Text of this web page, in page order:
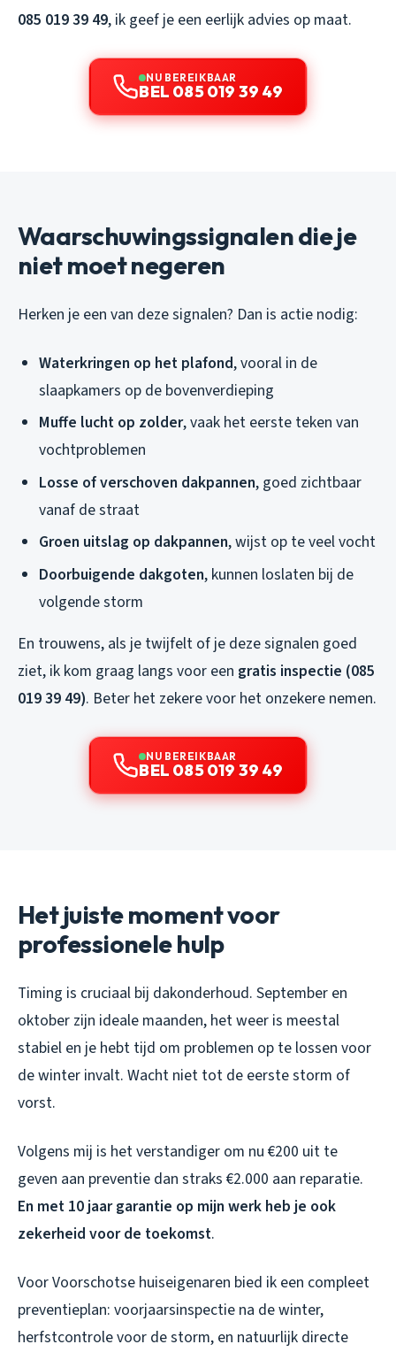
085 019 39 49, ik geef je een eerlijk advies op maat.
NU BEREIKBAAR
BEL 085 019 39 49
Waarschuwingssignalen die je
niet moet negeren
Herken je een van deze signalen? Dan is actie nodig:
Waterkringen op het plafond, vooral in de
slaapkamers op de bovenverdieping
Muffe lucht op zolder, vaak het eerste teken van
vochtproblemen
Losse of verschoven dakpannen, goed zichtbaar
vanaf de straat
Groen uitslag op dakpannen, wijst op te veel vocht
Doorbuigende dakgoten, kunnen loslaten bij de
volgende storm
En trouwens, als je twijfelt of je deze signalen goed
ziet, ik kom graag langs voor een gratis inspectie (085
019 39 49). Beter het zekere voor het onzekere nemen.
NU BEREIKBAAR
BEL 085 019 39 49
Het juiste moment voor
professionele hulp
Timing is cruciaal bij dakonderhoud. September en
oktober zijn ideale maanden, het weer is meestal
stabiel en je hebt tijd om problemen op te lossen voor
de winter invalt. Wacht niet tot de eerste storm of
vorst.
Volgens mij is het verstandiger om nu €200 uit te
geven aan preventie dan straks €2.000 aan reparatie.
En met 10 jaar garantie op mijn werk heb je ook
zekerheid voor de toekomst.
Voor Voorschotse huiseigenaren bied ik een compleet
preventieplan: voorjaarsinspectie na de winter,
herfstcontrole voor de storm, en natuurlijk directe